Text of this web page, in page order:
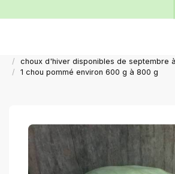
choux d'hiver disponibles de septembre
1 chou pommé environ 600 g à 800 g